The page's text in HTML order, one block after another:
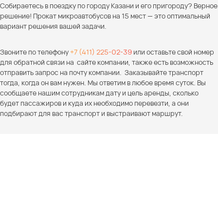
Собираетесь в поездку по городу Казани и его пригороду? Верное
решение! Прокат микроавтобусов на 15 мест — это оптимальный
вариант решения вашей задачи.
Звоните по телефону+7 (411) 225-02-39 или оставьте свой номер
для обратной связи на сайте компании, также есть возможность
отправить запрос на почту компании. Заказывайте транспорт
тогда, когда он вам нужен. Мы ответим в любое время суток. Вы
сообщаете нашим сотрудникам дату и цель аренды, сколько
будет пассажиров и куда их необходимо перевезти, а они
подбирают для вас транспорт и выстраивают маршрут.